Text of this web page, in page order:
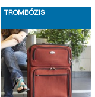
szabadság, a
szabadidő
TROMBÓZIS